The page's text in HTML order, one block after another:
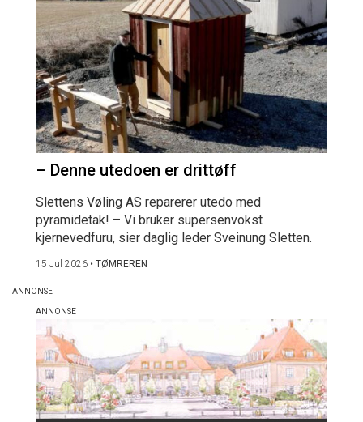
– Denne utedoen er drittøff
Slettens Vøling AS reparerer utedo med
pyramidetak! – Vi bruker supersenvokst
kjernevedfuru, sier daglig leder Sveinung Sletten.
15 Jul 2026 • TØMREREN